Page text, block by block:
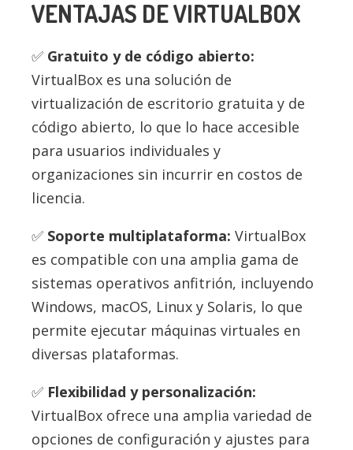
VENTAJAS DE VIRTUALBOX
Gratuito y de código abierto:
VirtualBox es una solución de
virtualización de escritorio gratuita y de
código abierto, lo que lo hace accesible
para usuarios individuales y
organizaciones sin incurrir en costos de
licencia.
Soporte multiplataforma: VirtualBox
es compatible con una amplia gama de
sistemas operativos anfitrión, incluyendo
Windows, macOS, Linux y Solaris, lo que
permite ejecutar máquinas virtuales en
diversas plataformas.
Flexibilidad y personalización:
VirtualBox ofrece una amplia variedad de
opciones de configuración y ajustes para